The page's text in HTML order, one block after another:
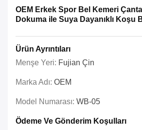
OEM Erkek Spor Bel Kemeri
Dokuma ile Suya Dayanıklı Koşu
Ürün Ayrıntıları
Menşe Yeri: Fujian Çin
Marka Adı: OEM
Model Numarası: WB-05
Ödeme Ve Gönderim Koşulları